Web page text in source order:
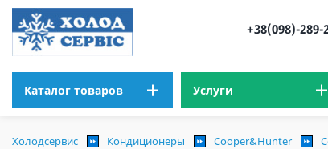
+38(098)-289-
Каталог товаров Услуги
Холодсервис Кондиционеры Cooper&Hunter